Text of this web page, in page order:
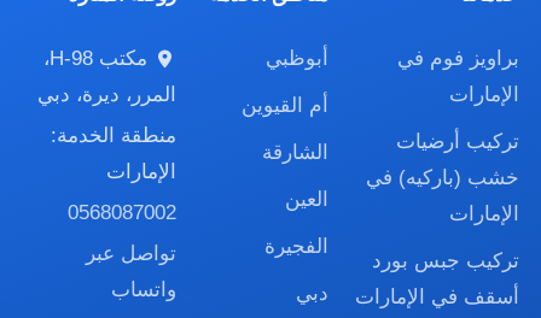
براويز فوم في
الإمارات
تركيب أرضيات
خشب (باركيه) في
الإمارات
تركيب جبس بورد
أسقف في الإمارات
أبوظبي
أم القيوين
الشارقة
العين
الفجيرة
دبي
مكتب H-98،
المرر، ديرة، دبي
منطقة الخدمة:
الإمارات
0568087002
تواصل عبر
واتساب